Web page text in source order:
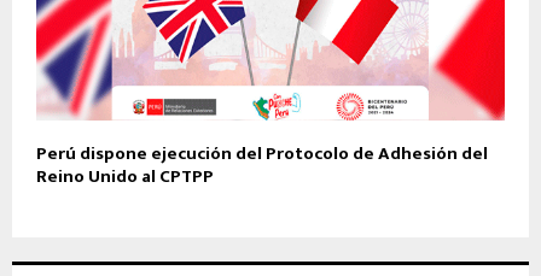
Perú dispone ejecución del Protocolo de Adhesión del
Reino Unido al CPTPP